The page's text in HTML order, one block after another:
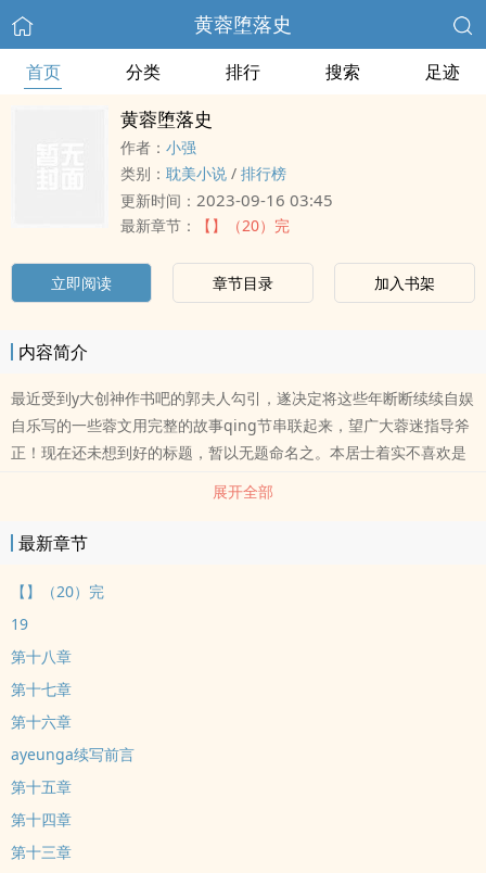
黄蓉堕落史
首页 分类 排行 搜索 足迹
黄蓉堕落史
作者： 小强
类别： 耽美小说 / 排行榜
更新时间： 2023-09-16 03:45
最新章节： 【】（20）完
立即阅读 章节目录 加入书架
内容简介
最近受到y大创神作书吧的郭夫人勾引，遂决定将这些年断断续续自娱
自乐写的一些蓉文用完整的故事qing节串联起来，望广大蓉迷指导斧
正！现在还未想到好的标题，暂以无题命名之。本居士着实不喜欢是
个男人就能将黄蓉摆平的描写，本文中狗官吕文德也是在机缘巧合以
及有高人暗助的qing况下，占尽天时、地利、人和诸多便宜，尚且经
过许多艰难曲折才将黄蓉收归帐下，所以喜欢看黄蓉被一群男人
就此问题得到任何回应，如果实在不喜欢此项设定敬请绕路。如果您
认为《黄蓉堕落史》写得不错，请给您的朋友推荐本书
展开全部
最新章节
【】（20）完
19
第十八章
第十七章
第十六章
ayeunga续写前言
第十五章
第十四章
第十三章